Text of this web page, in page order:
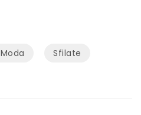
Moda Sfilate